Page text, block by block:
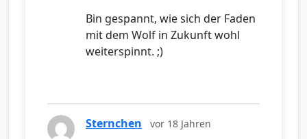
Bin gespannt, wie sich der Faden
mit dem Wolf in Zukunft wohl
weiterspinnt. ;)
Sternchen vor 18 Jahren